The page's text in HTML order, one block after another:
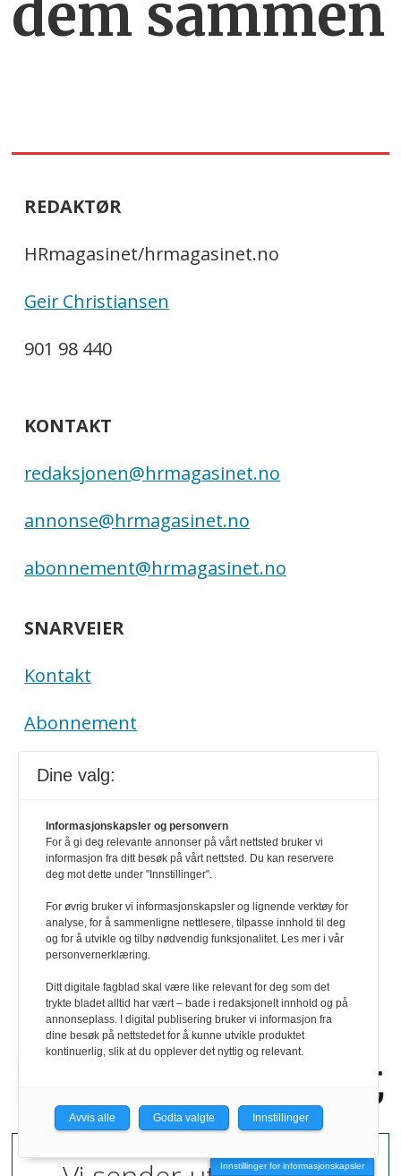
dem sammen
REDAKTØR
HRmagasinet/hrmagasinet.no
Geir Christiansen
901 98 440
KONTAKT
redaksjonen@hrmagasinet.no
annonse@hrmagasinet.no
abonnement@hrmagasinet.no
SNARVEIER
Kontakt
Abonnement
E-magasin
Annonser
HR-guiden
Personvernerklæring
HRmagasinet på LinkedIn
HRmagasinet på Facebook
Innstillinger for informasjonskapsler
Dine valg:
Informasjonskapsler og personvern
For å gi deg relevante annonser på vårt nettsted bruker vi
informasjon fra ditt besøk på vårt nettsted. Du kan reservere
deg mot dette under "Innstillinger".
For øvrig bruker vi informasjonskapsler og lignende verktøy for
analyse, for å sammenligne nettlesere, tilpasse innhold til deg
og for å utvikle og tilby nødvendig funksjonalitet. Les mer i vår
personvernerklæring.
Ditt digitale fagblad skal være like relevant for deg som det
trykte bladet alltid har vært – bade i redaksjonelt innhold og på
annonseplass. I digital publisering bruker vi informasjon fra
dine besøk på nettstedet for å kunne utvikle produktet
kontinuerlig, slik at du opplever det nyttig og relevant.
Avvis alle Godta valgte Innstillinger